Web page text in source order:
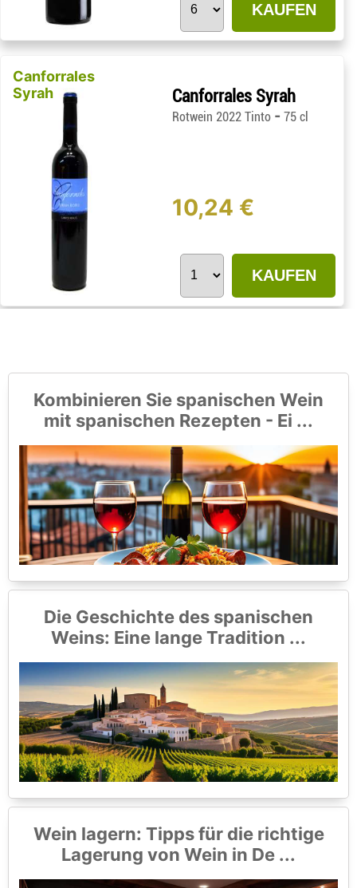
KAUFEN
Canforrales
Syrah
Canforrales Syrah
Rotwein 2022 Tinto -75 cl
10,24 €
KAUFEN
Kombinieren Sie spanischen Wein
mit spanischen Rezepten - Ei ...
Die Geschichte des spanischen
Weins: Eine lange Tradition ...
Wein lagern: Tipps für die richtige
Lagerung von Wein in De ...